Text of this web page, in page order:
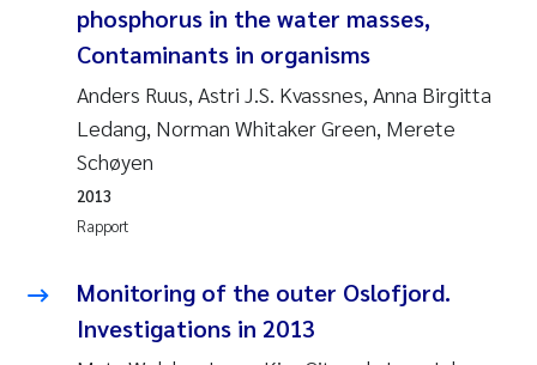
Helene Frigstad
Paula Brighytte Ocampo Ramon
Liv Bente Skancke
Maeve McGovern
Heleen de Wit
phosphorus in the water masses,
Contaminants in organisms
Anders Ruus, Astri J.S. Kvassnes, Anna Birgitta
Ledang, Norman Whitaker Green, Merete
Schøyen
Rapport
2013
Monitoring of the outer Oslofjord.
Investigations in 2013